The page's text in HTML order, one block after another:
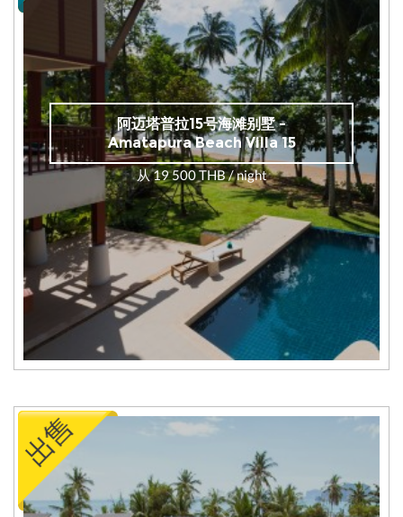
阿迈塔普拉15号海滩别墅 -
Amatapura Beach Villa 15
从 19 500 THB / night